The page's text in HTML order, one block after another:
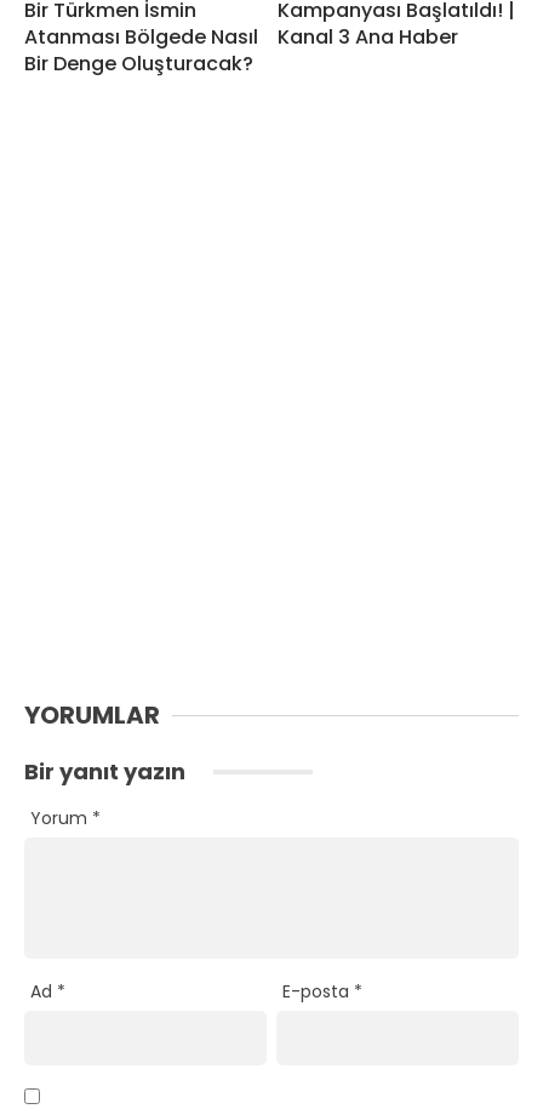
Bir Türkmen İsmin
Atanması Bölgede Nasıl
Bir Denge Oluşturacak?
Kampanyası Başlatıldı! |
Kanal 3 Ana Haber
YORUMLAR
Bir yanıt yazın
Yorum *
Ad * E-posta *